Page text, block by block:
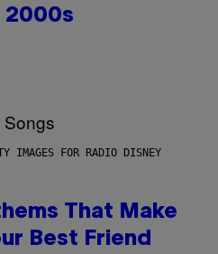
2000s
IMAGES FOR RADIO DISNEY
That Make
Best Friend